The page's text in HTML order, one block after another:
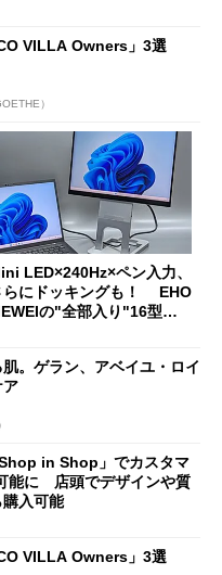
VILLA Owners」3選
）
LED×240Hz×ペン入力、
らにドッキングも！ EHO
の"全部入り"16型モ
。ゲラン、アベイユ・ロイ
ア
in Shop」でカスタマ
能に 店頭でデザインや質
入可能
VILLA Owners」3選